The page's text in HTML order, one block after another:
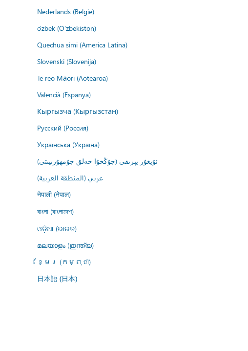
Nederlands (België)
o'zbek (O'zbekiston)
Quechua simi (America Latina)
Slovenski (Slovenija)
Te reo Māori (Aotearoa)
Valencià (Espanya)
Кыргызча (Кыргызстан)
Русский (Россия)
Українська (Україна)
ئۇيغۇر يېزىقى (جۇڭخۇا خەلق جۇمھۇرىيىتى)
عربي (المنطقة العربية)
नेपाली (नेपाल)
বাংলা (বাংলাদেশ)
ଓଡ଼ିଆ (ଭାରତ)
മലയാളം (ഇന്ത്യ)
ខ្មែរ (កម្ពុជា)
日本語 (日本)